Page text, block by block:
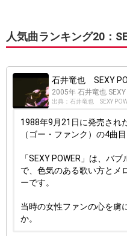
人気曲ランキング20：
石井竜也 SEXY
2005年 石井竜也 SEXY
出典：石井竜也 SEXY
1988年9月21日に発売され
（ゴー・ファンク）の4曲
「SEXY POWER」は、バ
で、色気のある歌い方とメ
ーです。
当時の女性ファンの心を虜
か。